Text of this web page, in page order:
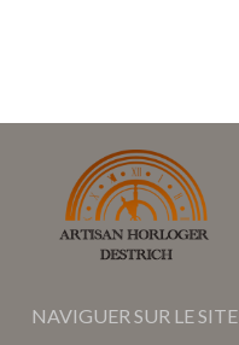
NAVIGUER SUR LE SITE